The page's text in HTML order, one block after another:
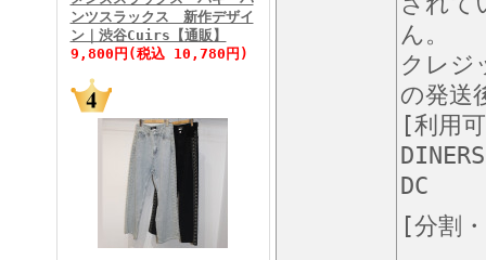
FINEBOYS2026年2月号
ンツスラックス 新作デザイ
ン｜渋谷Cuirs【通販】
9,800円(税込 10,780円)
ん。
クレジ
の発送
[利用
DC
[分割